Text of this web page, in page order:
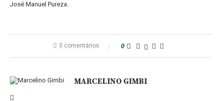
José Manuel Pureza.
0 comentários 0
MARCELINO GIMBI